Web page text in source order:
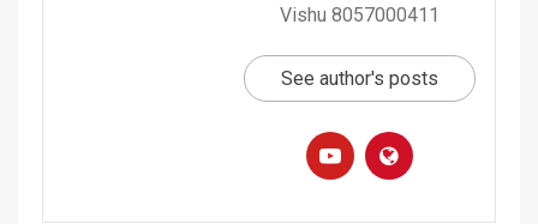
Vishu 8057000411
See author's posts